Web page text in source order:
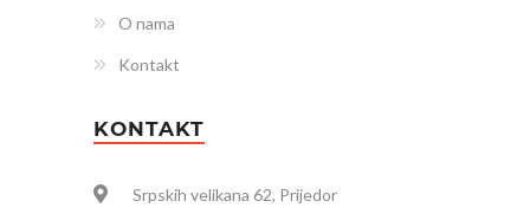
O nama
Kontakt
KONTAKT
Srpskih velikana 62, Prijedor